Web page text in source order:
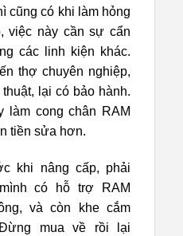
cũng có khi làm hỏng
việc này cần sự cẩn
các linh kiện khác.
thợ chuyên nghiệp,
lại có bảo hành.
cong chân RAM
tiền sửa hơn.
khi nâng cấp, phải
có hỗ trợ RAM
và còn khe cắm
mua về rồi lại